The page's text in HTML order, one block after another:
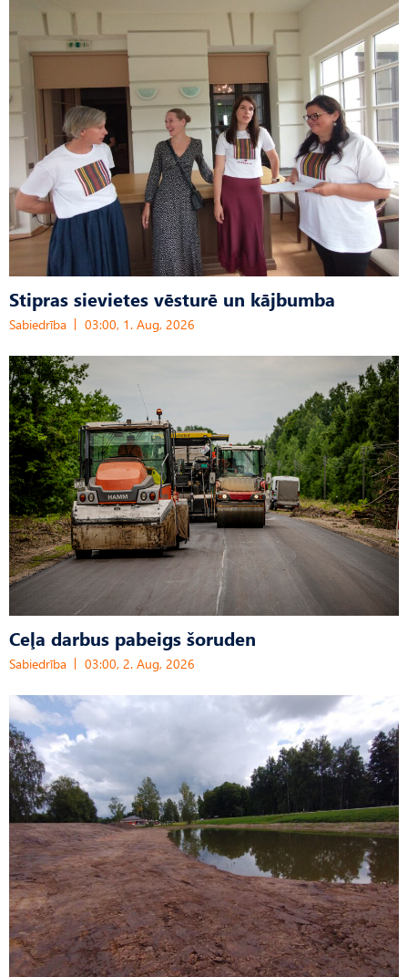
Stipras sievietes vēsturē un kājbumba
Sabiedrība 03:00, 1. Aug, 2026
Ceļa darbus pabeigs šoruden
Sabiedrība 03:00, 2. Aug, 2026